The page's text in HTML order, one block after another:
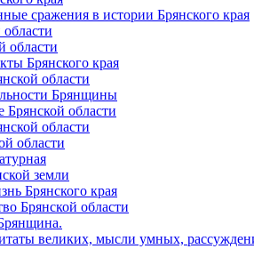
сражения в истории Брянского края
области
Брянского края
области
Брянщины
Брянской области
области
области
земли
Брянского края
Брянской области
великих, мысли умных,